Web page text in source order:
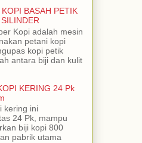
BASAH PETIK
Kopi adalah mesin
petani kopi
kopi petik
antara biji dan kulit
KERING 24 Pk
kering ini
24 Pk, mampu
biji kopi 800
pabrik utama